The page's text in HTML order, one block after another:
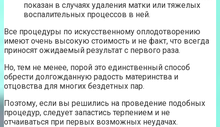
показан в случаях удаления матки или тяжелых
воспалительных процессов в ней.
Все процедуры по искусственному оплодотворению
имеют очень высокую стоимость и не факт, что всегда
приносят ожидаемый результат с первого раза.
Но, тем не менее, порой это единственный способ
обрести долгожданную радость материнства и
отцовства для многих бездетных пар.
Поэтому, если вы решились на проведение подобных
процедур, следует запастись терпением и не
отчаиваться при первых возможных неудачах.